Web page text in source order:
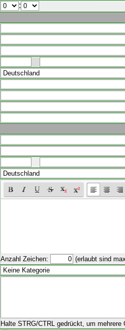
:
Anzahl Zeichen: (erlaubt sind
Halte STRG/CTRL gedrückt, um mehrere